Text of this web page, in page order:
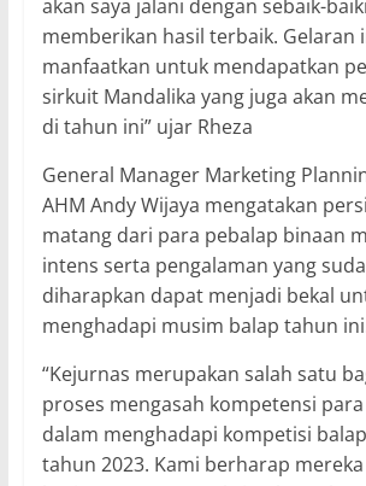
akan saya jalani dengan sebaik-
memberikan hasil terbaik. Gelaran
manfaatkan untuk mendapatkan
sirkuit Mandalika yang juga akan
di tahun ini” ujar Rheza
General Manager Marketing
AHM Andy Wijaya mengatakan
matang dari para pebalap binaan
intens serta pengalaman yang
diharapkan dapat menjadi bekal
menghadapi musim balap tahun
“Kejurnas merupakan salah satu
proses mengasah kompetensi
dalam menghadapi kompetisi
tahun 2023. Kami berharap